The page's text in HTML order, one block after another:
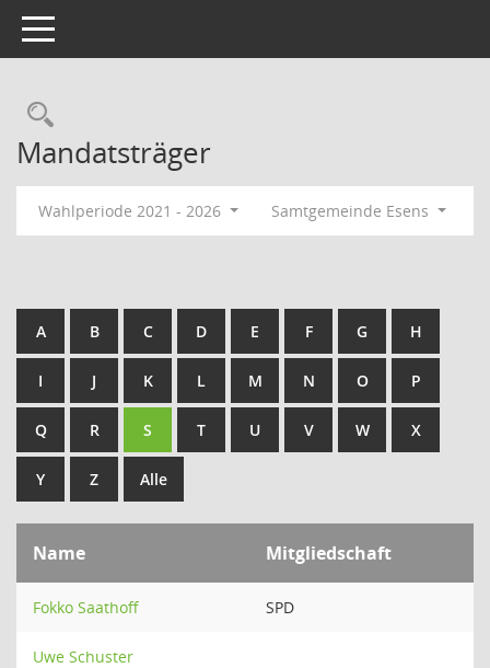
Toggle navigation
Rechercheauswahl
Mandatsträger
Wahlperiode 2021 - 2026 Samtgemeinde Esens
A B C D E F G H
I J K L M N O P
Q R S T U V W X
Y Z Alle
Name Mitgliedschaft
Fokko Saathoff SPD
Uwe Schuster